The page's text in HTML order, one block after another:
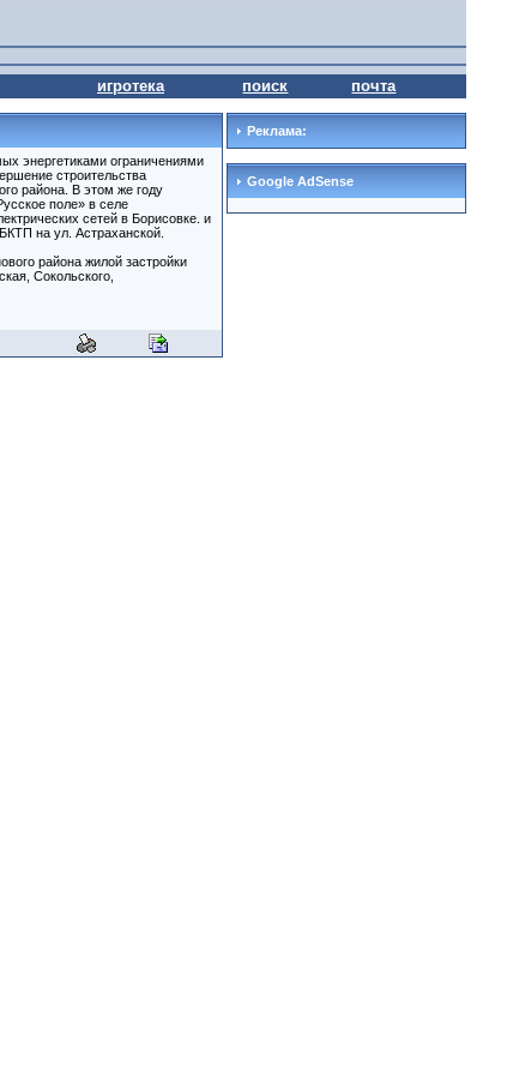
игротека поиск почта
энергетиками ограничениями
строительства
района. В этом же году
поле» в селе
сетей в Борисовке. и
на ул. Астраханской.
района жилой застройки
Сокольского,
Реклама:
Google AdSense